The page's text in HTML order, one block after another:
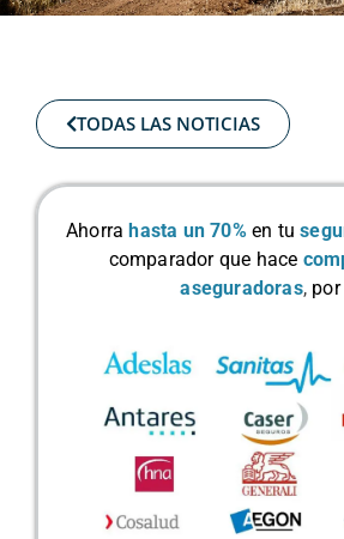
TODAS LAS NOTICIAS
Ahorra hasta un 70% en tu
comparador que hace
aseguradoras, por